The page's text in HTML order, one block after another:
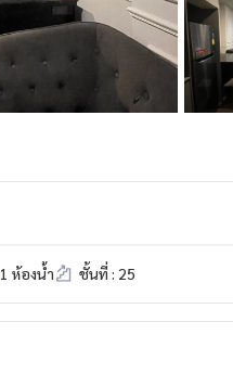
1 ห้องน้ำ ชั้นที่ : 25